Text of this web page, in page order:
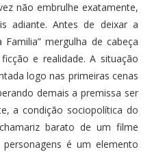
não embrulhe exatamente,
adiante. Antes de deixar a
mergulha de cabeça
e realidade. A situação
logo nas primeiras cenas
demais a premissa ser
a condição sociopolítica do
barato de um filme
é um elemento